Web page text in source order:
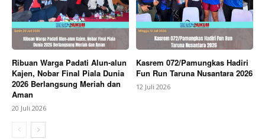
Ribuan Warga Padati Alun-alun
Kajen, Nobar Final Piala Dunia
2026 Berlangsung Meriah dan
Aman
20 Juli 2026
Kasrem 072/Pamungkas Hadiri
Fun Run Taruna Nusantara 2026
12 Juli 2026